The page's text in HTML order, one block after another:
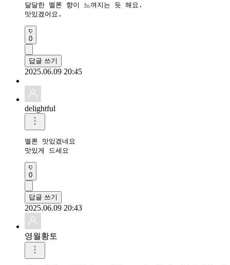
달달한 멜론 향이 느껴지는 듯 해요.
맛있겠어요.
0
답글 쓰기
2025.06.09 20:45
delightful
멜론 맛있겠네요
맛있게 드세요
0
답글 쓰기
2025.06.09 20:43
영월황토